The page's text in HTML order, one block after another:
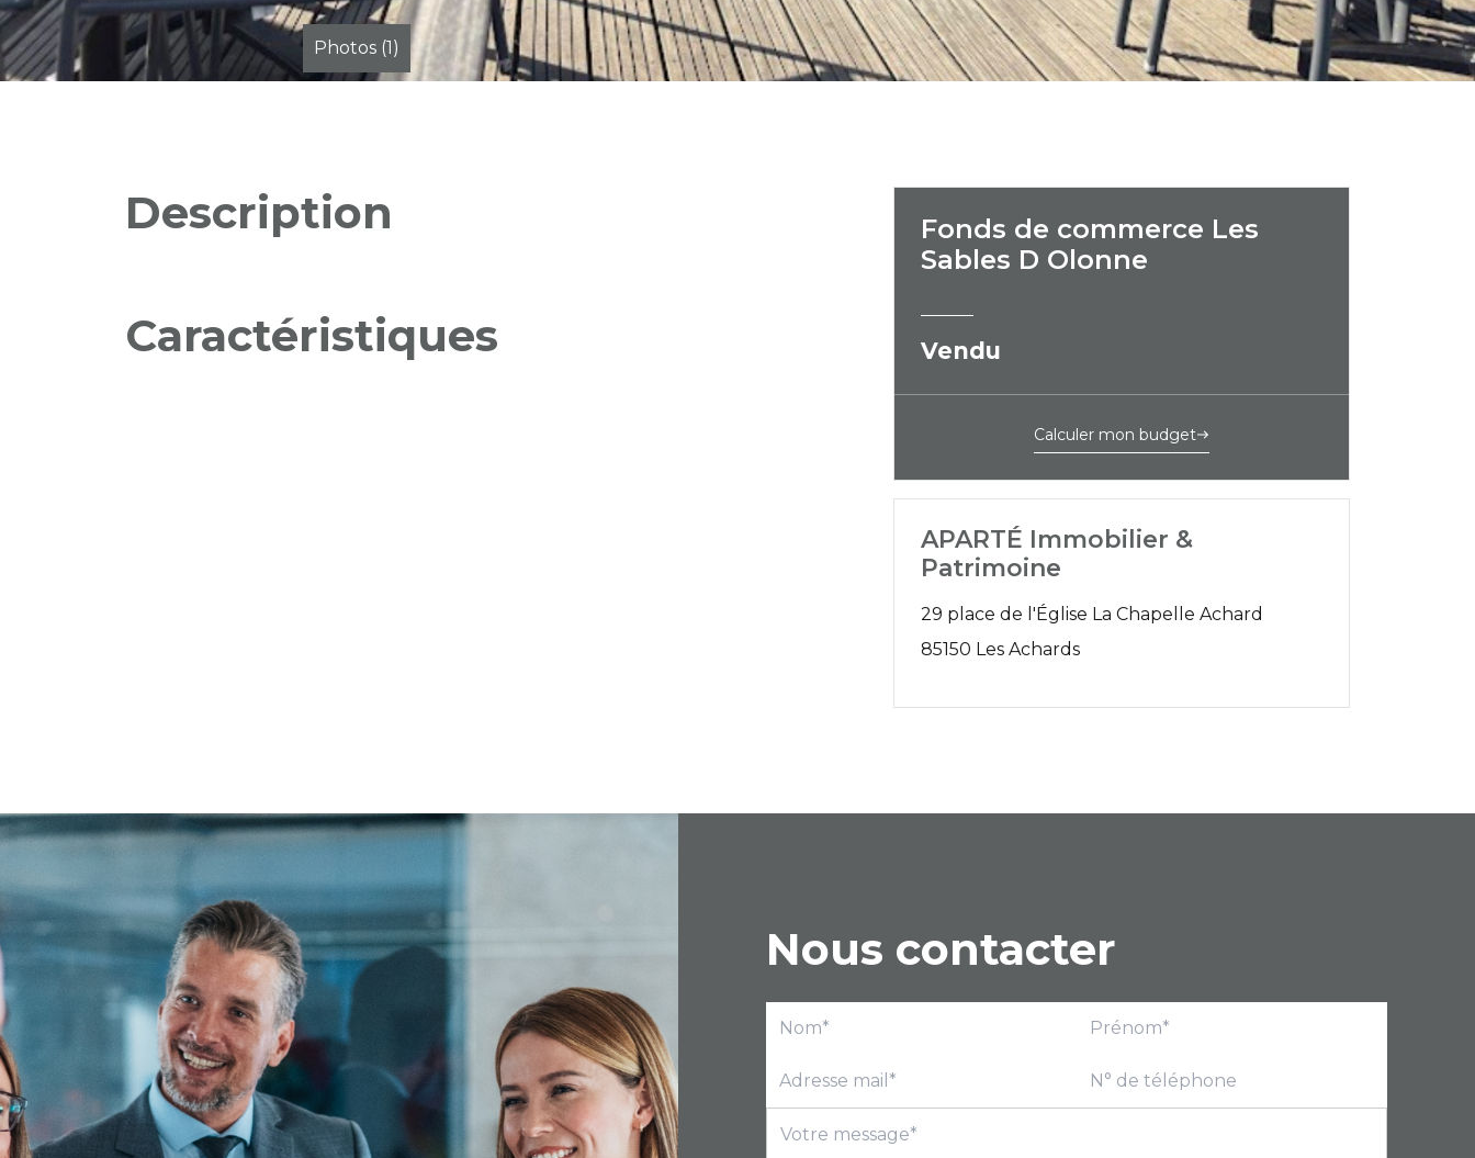
Photos (1)
Description
Caractéristiques
Fonds de commerce Les
Sables D Olonne
Vendu
Calculer mon budget
APARTÉ Immobilier &
Patrimoine
29 place de l'Église La Chapelle Achard
85150 Les Achards
Nous contacter